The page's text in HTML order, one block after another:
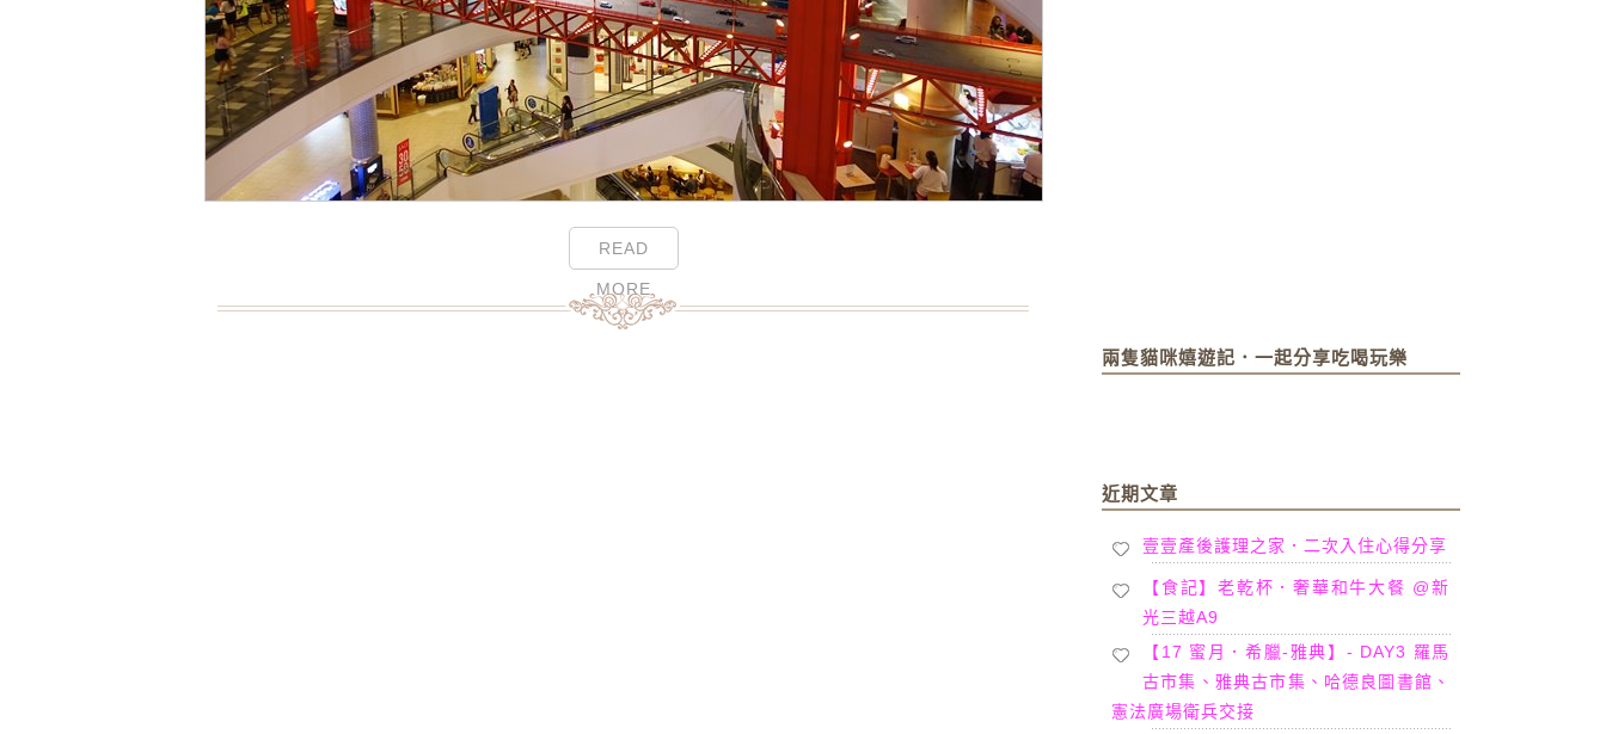
READ
MORE
兩隻貓咪嬉遊記．一起分享吃喝玩樂
近期文章
壹壹產後護理之家．二次入住心得分享
【食記】老乾杯．奢華和牛大餐 @新
光三越A9
【17 蜜月．希臘-雅典】- DAY3 羅馬
古市集、雅典古市集、哈德良圖書館、
憲法廣場衛兵交接